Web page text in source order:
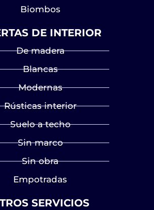
Biombos
DE INTERIOR
De madera
Blancas
Modernas
Rústicas interior
Suelo a techo
Sin marco
Sin obra
Empotradas
SERVICIOS